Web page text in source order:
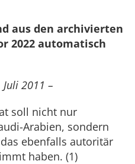
aus den archivierten
2022 automatisch
Juli 2011 –
soll nicht nur
Arabien, sondern
ebenfalls autoritär
haben. (1)